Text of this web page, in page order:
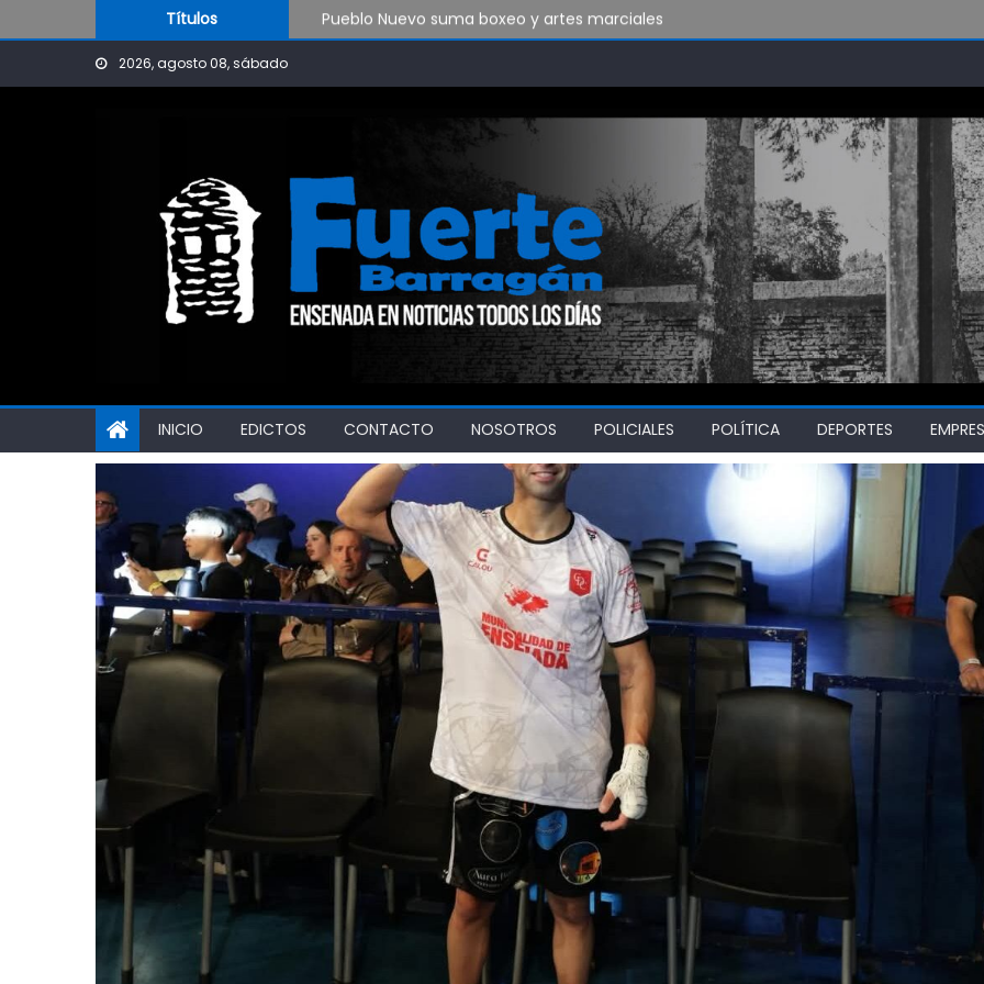
Títulos
Pueblo Nuevo suma boxeo y artes marciales
OPINIÓN: ¿Hasta cuándo vamos a soportar todo esto?
2026, agosto 08, sábado
INICIO EDICTOS CONTACTO NOSOTROS POLICIALES POLÍTICA DEPORTES